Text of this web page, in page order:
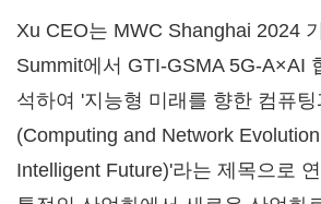
Xu CEO는 MWC Shanghai 2024
Summit에서 GTI-GSMA 5G-A×AI
석하여 '지능형 미래를 향한 컴퓨
(Computing and Network
Intelligent Future)'라는 제목으로